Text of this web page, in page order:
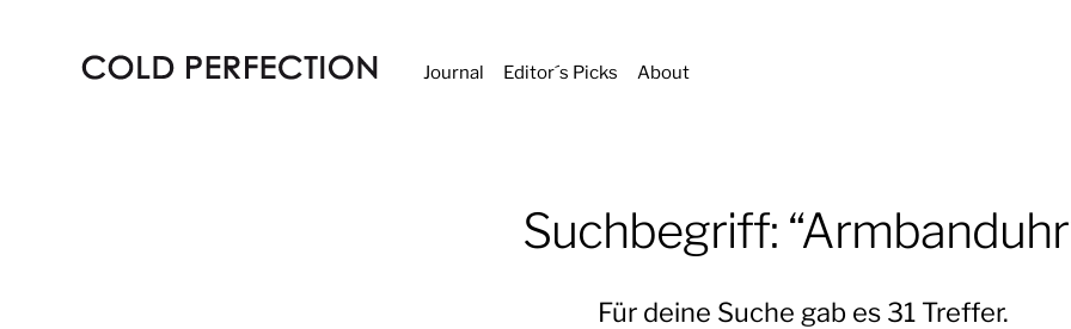
Journal Editor´s Picks About
Suchbegriff:
Für deine Suche gab es 31 Treffer.